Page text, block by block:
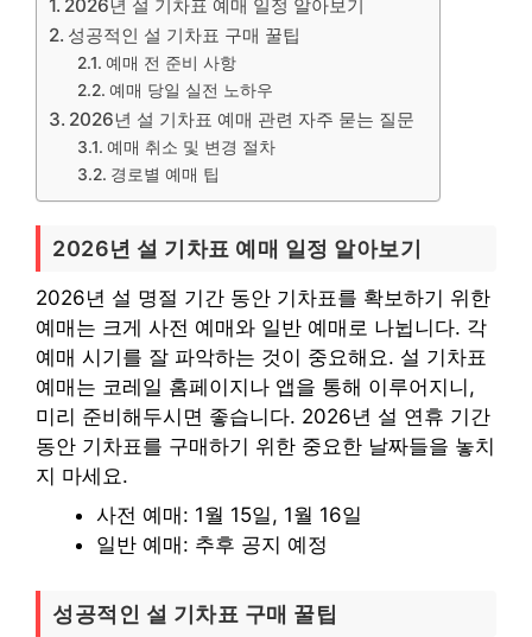
2026년 설 기차표 예매 일정 알아보기
성공적인 설 기차표 구매 꿀팁
예매 전 준비 사항
예매 당일 실전 노하우
2026년 설 기차표 예매 관련 자주 묻는 질문
예매 취소 및 변경 절차
경로별 예매 팁
2026년 설 기차표 예매 일정 알아보기
2026년 설 명절 기간 동안 기차표를 확보하기 위한
예매는 크게 사전 예매와 일반 예매로 나뉩니다. 각
예매 시기를 잘 파악하는 것이 중요해요. 설 기차표
예매는 코레일 홈페이지나 앱을 통해 이루어지니,
미리 준비해두시면 좋습니다. 2026년 설 연휴 기간
동안 기차표를 구매하기 위한 중요한 날짜들을 놓치
지 마세요.
사전 예매: 1월 15일, 1월 16일
일반 예매: 추후 공지 예정
성공적인 설 기차표 구매 꿀팁